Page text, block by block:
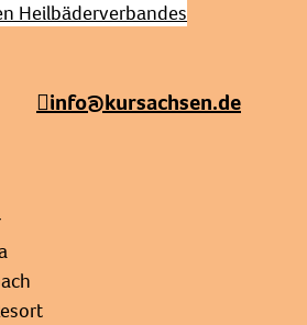
info@kursachsen.de